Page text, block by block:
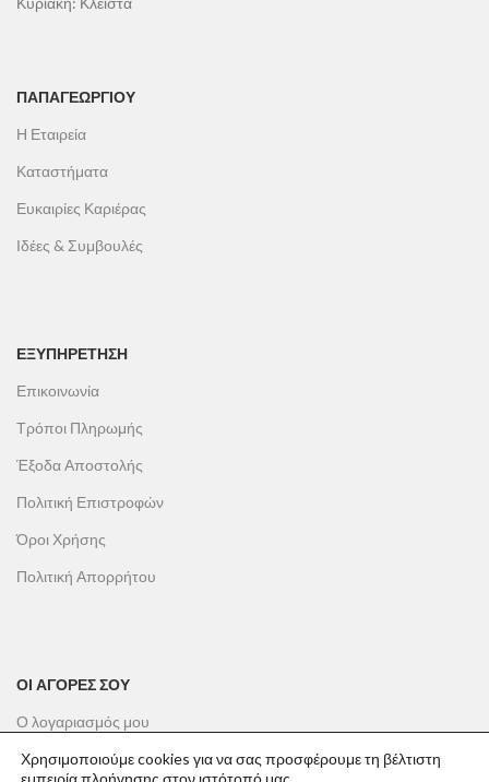
ΠΑΠΑΓΕΩΡΓΊΟΥ
Η Εταιρεία
Καταστήματα
Ευκαιρίες Καριέρας
Ιδέες & Συμβουλές
ΕΞΥΠΗΡΕΤΗΣΗ
Επικοινωνία
Τρόποι Πληρωμής
Έξοδα Αποστολής
Πολιτική Επιστροφών
Όροι Χρήσης
Πολιτική Απορρήτου
ΟΙ ΑΓΟΡΕΣ ΣΟΥ
Ο λογαριασμός μου
Το καλάθι σου
Χρησιμοποιούμε cookies για να σας προσφέρουμε τη βέλτιστη
εμπειρία πλοήγησης στον ιστότοπό μας.